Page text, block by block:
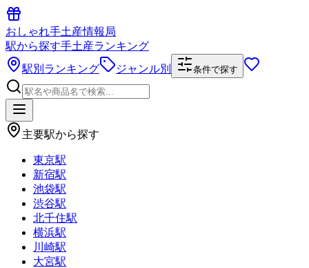
おしゃれ手土産情報局
駅から探す手土産ランキング
駅別ランキング
ジャンル別 条件で探す
主要駅から探す
東京駅
新宿駅
池袋駅
渋谷駅
北千住駅
横浜駅
川崎駅
大宮駅